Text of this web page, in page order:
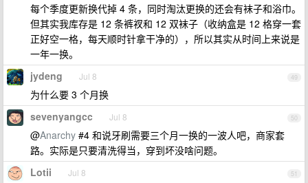
每个季度更新换代掉 4 条，同时淘汰更换的还会有袜子和浴巾。
但其实我库存是 12 条裤衩和 12 双袜子（收纳盒是 12 格穿一套
正好空一格，每天顺时针拿干净的），所以其实从时间上来说是
一年一换。
49
jydeng Jul 8
为什么要 3 个月换
50
sevenyangcc Jul 8
@Anarchy #4 和说牙刷需要三个月一换的一波人吧，商家套
路。实际是只要清洗得当，穿到坏没啥问题。
51
Lotii Jul 8